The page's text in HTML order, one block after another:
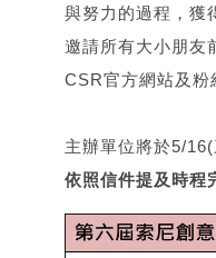
與努力的過程，獲
邀請所有大小朋友
CSR官方網站及粉
主辦單位將於5/
依照信件提及時程